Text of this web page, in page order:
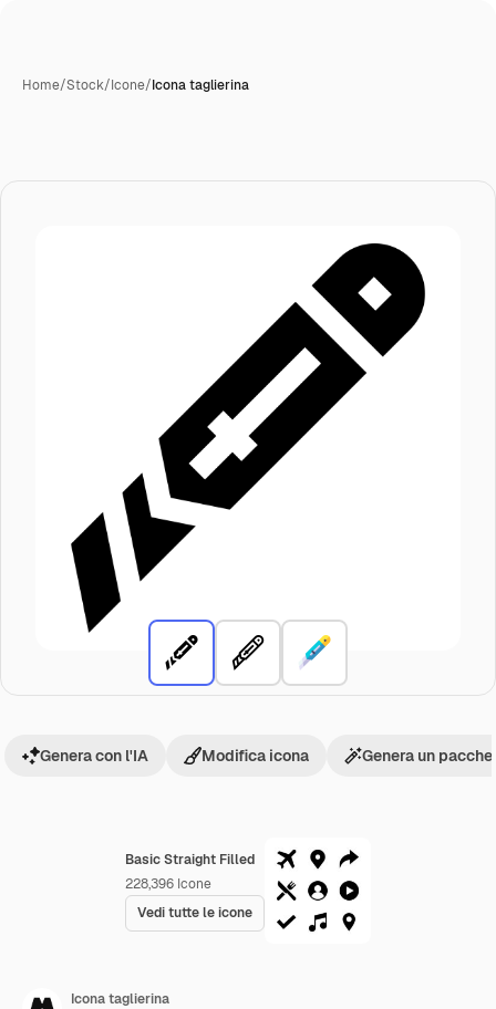
Home/Stock/Icone/Icona taglierina
Basic Straight Filled
228,396 Icone
Vedi tutte le icone
Genera con l'IA Modifica icona Genera un
Icona taglierina